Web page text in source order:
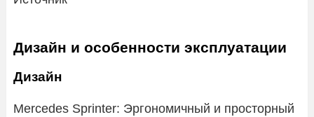
Дизайн и особенности эксплуатации
Дизайн
Mercedes Sprinter: Эргономичный и просторный